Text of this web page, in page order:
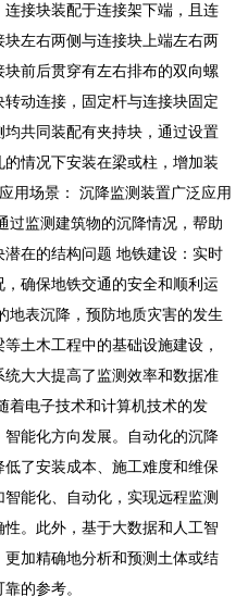
接块装配于连接架下端，且连
左右两侧与连接块上端左右两
前后贯穿有左右排布的双向螺
动连接，固定杆与连接块固定
共同装配有夹持块，通过设置
情况下安装在梁或柱，增加装
用场景： 沉降监测装置广泛应用
过监测建筑物的沉降情况，帮助
在的结构问题‌ 地铁建设‌：实时
确保地铁交通的安全和顺利运
地表沉降，预防地质灾害的发生‌
土木工程中的基础设施建设，
大大提高了监测效率和数据准
着电子技术和计算机技术的发
能化方向发展。自动化的沉降
了安装成本、施工难度和维保
能化、自动化，实现远程监测
。此外，基于大数据和人工智
加精确地分析和预测土体或结
的参考‌。